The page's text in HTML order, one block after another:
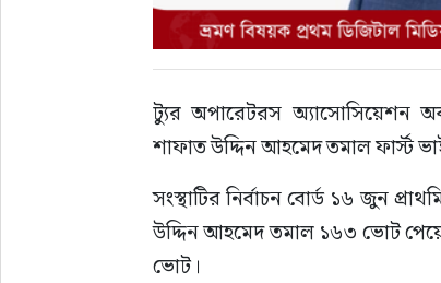
ট্যুর অপারেটরস অ্যাসোসিয়েশন
শাফাত উদ্দিন আহমেদ তমাল ফার্স্ট
সংস্থাটির নির্বাচন বোর্ড ১৬ জুন
উদ্দিন আহমেদ তমাল ১৬৩ ভোট পেয়ে
ভোট।